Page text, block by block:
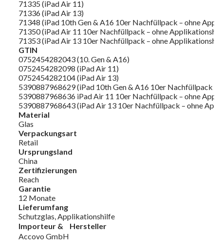
71335 (iPad Air 11)
71336 (iPad Air 13)
71348 (iPad 10th Gen & A16 10er Nachfüllpack – ohne
71350 (iPad Air 11 10er Nachfüllpack – ohne
71353 (iPad Air 13 10er Nachfüllpack – ohne
GTIN
0752454282043 (10. Gen & A16)
0752454282098 (iPad Air 11)
0752454282104 (iPad Air 13)
5390887968629 (iPad 10th Gen & A16 10er Nachfüllpack
5390887968636 iPad Air 11 10er Nachfüllpack – ohne
5390887968643 (iPad Air 13 10er Nachfüllpack – ohne
Material
Glas
Verpackungsart
Retail
Ursprungsland
China
Zertifizierungen
Reach
Garantie
12 Monate
Lieferumfang
Schutzglas, Applikationshilfe
Importeur & Hersteller
Accovo GmbH